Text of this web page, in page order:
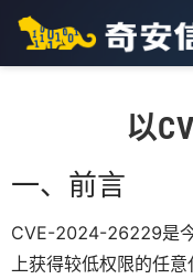
以
一、前言
CVE-2024-26229是
上获得较低权限的任